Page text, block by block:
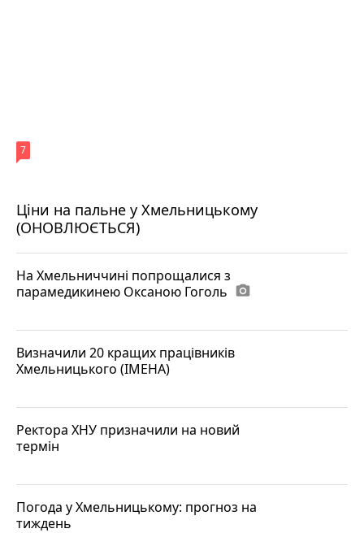
Ціни на пальне у Хмельницькому
(ОНОВЛЮЄТЬСЯ)
7
На Хмельниччині попрощалися з
парамедикинею Оксаною Гоголь photo_camera
Визначили 20 кращих працівників
Хмельницького (ІМЕНА)
Ректора ХНУ призначили на новий
термін
Погода у Хмельницькому: прогноз на
тиждень